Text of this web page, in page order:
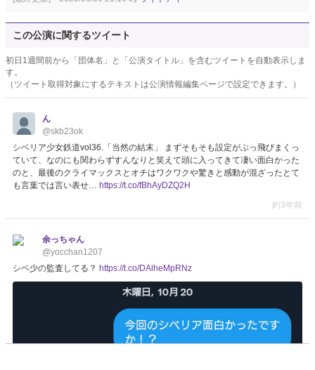
この公演に関するツイート
初日1週間前から「団体名」と「公演タイトル」を含むツイートを自動表示しま
す。
（ツイート取得対象にするテキストは公演情報編集ページで設定できます。）
ん
@skb23ok
シベリア少女鉄道vol36.「当然の結末」 まずそもそも設定がぶっ飛びまくっ
ていて、なのにも関わらずすんなりと笑えて頭に入ってきて凄い面白かった
のと、最後のクライマックスとオチはワクワクや驚きと感動が混ざったとて
も言葉では言い表せ… https://t.co/fBhAyDZQ2H
約3年前
余っちゃん
@yocchan1207
シベ少の監査してる？ https://t.co/DAlheMpRNz